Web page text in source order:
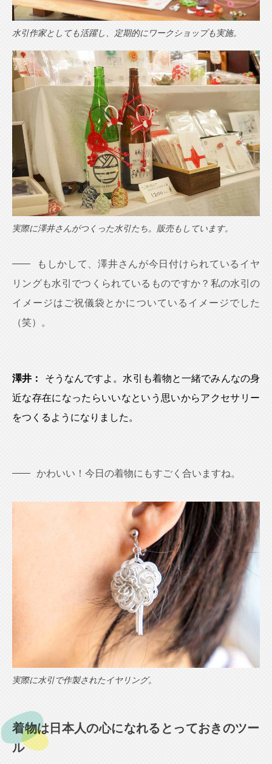
水引作家としても活躍し、定期的にワークショップも実施。
実際に澤井さんがつくった水引たち。販売もしています。
もしかして、澤井さんが今日付けられているイヤ
リングも水引でつくられているものですか？私の水引の
イメージはご祝儀袋とかについているイメージでした
（笑）。
澤井：
そうなんですよ。水引も着物と一緒でみんなの身
近な存在になったらいいなという思いからアクセサリー
をつくるようになりました。
かわいい！今日の着物にもすごく合いますね。
実際に水引で作製されたイヤリング。
着物は日本人の心になれるとっておきのツー
ル